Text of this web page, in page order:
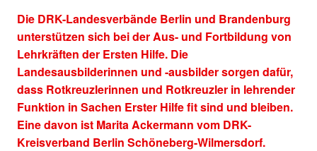
Die DRK-Landesverbände Berlin und Brandenburg
unterstützen sich bei der Aus- und Fortbildung von
Lehrkräften der Ersten Hilfe. Die
Landesausbilderinnen und -ausbilder sorgen dafür,
dass Rotkreuzlerinnen und Rotkreuzler in lehrender
Funktion in Sachen Erster Hilfe fit sind und bleiben.
Eine davon ist Marita Ackermann vom DRK-
Kreisverband Berlin Schöneberg-Wilmersdorf.